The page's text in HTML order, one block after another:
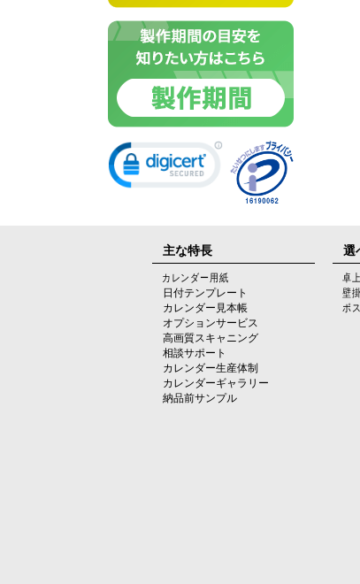
主な特長
カレンダー用紙
日付テンプレート
カレンダー見本帳
オプションサービス
高画質スキャニング
相談サポート
カレンダー生産体制
カレンダーギャラリー
納品前サンプル
選
卓
壁
ポ